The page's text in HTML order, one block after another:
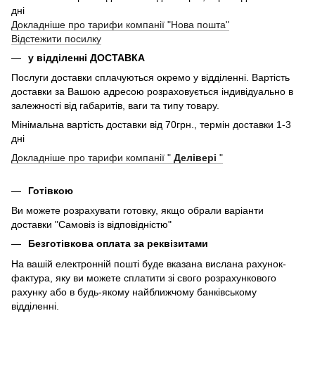
дні
Докладніше про тарифи компанії "Нова пошта"
Відстежити посилку
у відділенні ДОСТАВКА
Послуги доставки сплачуються окремо у відділенні. Вартість
доставки за Вашою адресою розраховується індивідуально в
залежності від габаритів, ваги та типу товару.
Мінімальна вартість доставки від 70грн., термін доставки 1-3
дні
Докладніше про тарифи компанії " Делівері "
Готівкою
Ви можете розрахувати готовку, якщо обрали варіанти
доставки "Самовіз із відповідністю"
Безготівкова оплата за реквізитами
На вашій електронній пошті буде вказана вислана рахунок-
фактура, яку ви можете сплатити зі свого розрахункового
рахунку або в будь-якому найближчому банківському
відділенні.